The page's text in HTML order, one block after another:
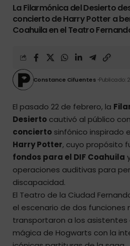
La Filarmónica del Desierto
concierto de Harry Potter a
Coahuila en el Teatro
Constance Cifuentes Publicado:
El pasado 22 de febrero, la
Desierto cautivó al público
concierto sinfónico inspirado
Harry Potter, cuyo propósito
fondos para el DIF Coahuila
operaciones auditivas para
discapacidad.
El Teatro de la Ciudad
el escenario de dos funciones
transportaron a los
mágica de Hogwarts con la